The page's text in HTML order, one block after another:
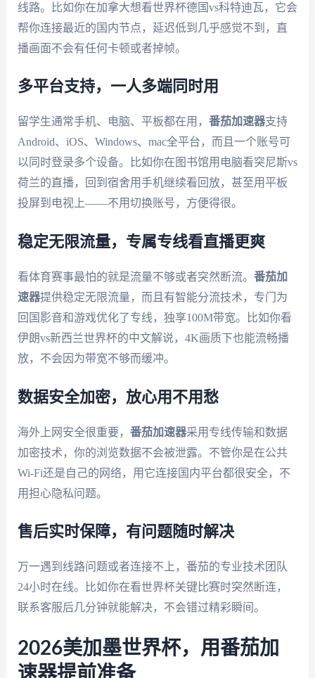
线路。比如你在加拿大想看世界杯德国vs科特迪瓦，它会
帮你连接最近的国内节点，延迟低到几乎感觉不到，直
播画面不会有任何卡顿或者掉帧。
多平台支持，一人多端同时用
留学生通常手机、电脑、平板都在用， 番茄加速器支持
Android、iOS、Windows、mac全平台，而且一个账号可
以同时登录多个设备。比如你在图书馆用电脑看突尼斯vs
荷兰的直播，回到宿舍用手机继续看回放，甚至用平板
投屏到电视上——不用切换账号，方便得很。
稳定无限流量，专属专线看直播更爽
看体育赛事最怕的就是流量不够或者突然断流。 番茄加
速器提供稳定无限流量，而且有智能分流技术，专门为
回国影音和游戏优化了专线，独享100M带宽。比如你看
伊朗vs新西兰世界杯的中文解说，4K画质下也能流畅播
放，不会因为带宽不够而缓冲。
数据安全加密，放心用不用愁
海外上网安全很重要， 番茄加速器采用专线传输和数据
加密技术，你的浏览数据不会被泄露。不管你是在公共
Wi-Fi还是自己的网络，用它连接国内平台都很安全，不
用担心隐私问题。
售后实时保障，有问题随时解决
万一遇到线路问题或者连接不上，番茄的专业技术团队
24小时在线。比如你在看世界杯关键比赛时突然断连，
联系客服后几分钟就能解决，不会错过精彩瞬间。
2026美加墨世界杯，用番茄加
速器提前准备